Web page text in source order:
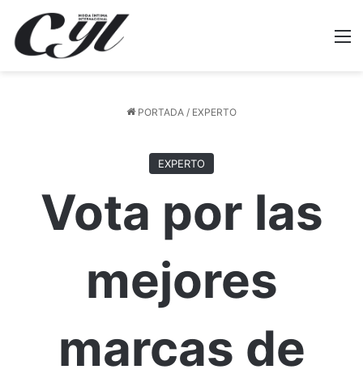
PORTADA / EXPERTO
EXPERTO
Vota por las
mejores
marcas de